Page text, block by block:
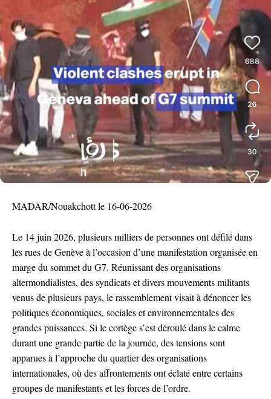
MADAR/Nouakchott le 16-06-2026
Le 14 juin 2026, plusieurs milliers de personnes ont défilé dans
les rues de Genève à l’occasion d’une manifestation organisée en
marge du sommet du G7. Réunissant des organisations
altermondialistes, des syndicats et divers mouvements militants
venus de plusieurs pays, le rassemblement visait à dénoncer les
politiques économiques, sociales et environnementales des
grandes puissances. Si le cortège s’est déroulé dans le calme
durant une grande partie de la journée, des tensions sont
apparues à l’approche du quartier des organisations
internationales, où des affrontements ont éclaté entre certains
groupes de manifestants et les forces de l’ordre.